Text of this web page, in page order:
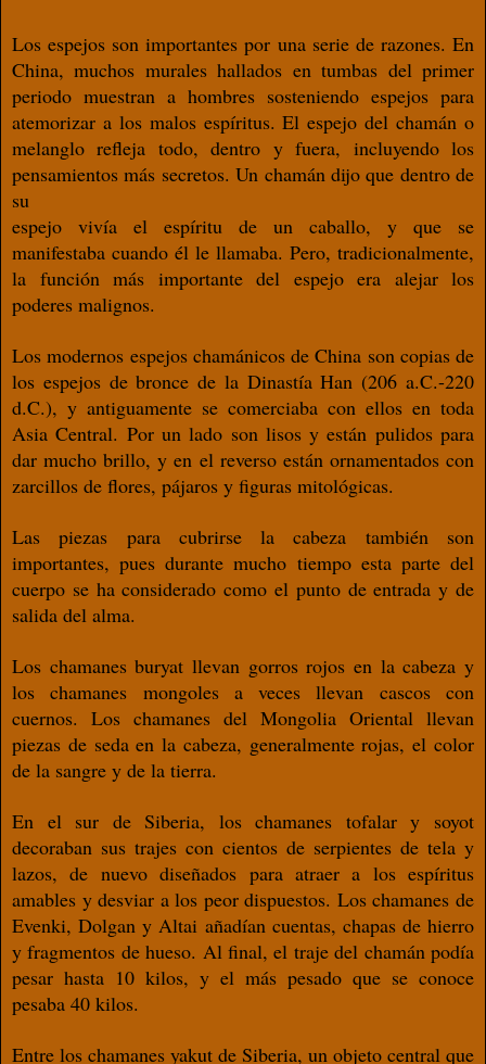
Los espejos son importantes por una serie de razones. En
China, muchos murales hallados en tumbas del primer
periodo muestran a hombres sosteniendo espejos para
atemorizar a los malos espíritus. El espejodel chamán o
melanglo reﬂeja todo, dentro y fuera, incluyendo los
pensamientos más secretos. Un chamán dijo que dentro de
su
espejo vivía el espíritu de un caballo, y que se
manifestaba cuando él le llamaba. Pero, tradicionalmente,
la función más importante del espejo era alejar los
poderes malignos.
Los modernos espejos chamánicos de China son copias de
los espejos de bronce de la Dinastía Han (206 a.C.-220
d.C.), y antiguamente se comerciaba con ellos en toda
AsiaCentral. Por un lado son lisos y están pulidospara
dar mucho brillo, y en el reverso están ornamentados con
zarcillos de ﬂores, pájaros y ﬁguras mitológicas.
Las piezas para cubrirse la cabeza también son
importantes, pues durante mucho tiempo esta parte del
cuerpo se ha consideradocomo el punto de entrada y de
salida del alma.
Los chamanes buryat llevan gorrosrojos en la cabeza y
los chamanes mongoles a veces llevan cascos con
cuernos. Los chamanes del Mongolia Oriental llevan
piezas de seda en la cabeza, generalmente rojas, elcolor
de la sangre y de la tierra.
En el sur de Siberia, los chamanes tofalary soyot
decoraban sus trajes con cientos de serpientes de tela y
lazos, de nuevo diseñados para atraer a los espíritus
amables y desviar alos peor dispuestos. Los chamanes de
Evenki, Dolgan y Altai añadían cuentas, chapas de hierro
y fragmentos de hueso. Al ﬁnal, el traje del chamán podía
pesar hasta 10 kilos, y el más pesado que se conoce
pesaba 40 kilos.
Entre los chamanes yakut de Siberia, un objeto central que